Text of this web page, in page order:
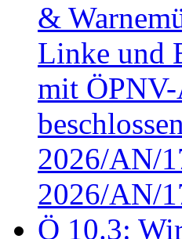
&
Linke und
mit
2026/AN/
2026/AN/
Ö 10.3: